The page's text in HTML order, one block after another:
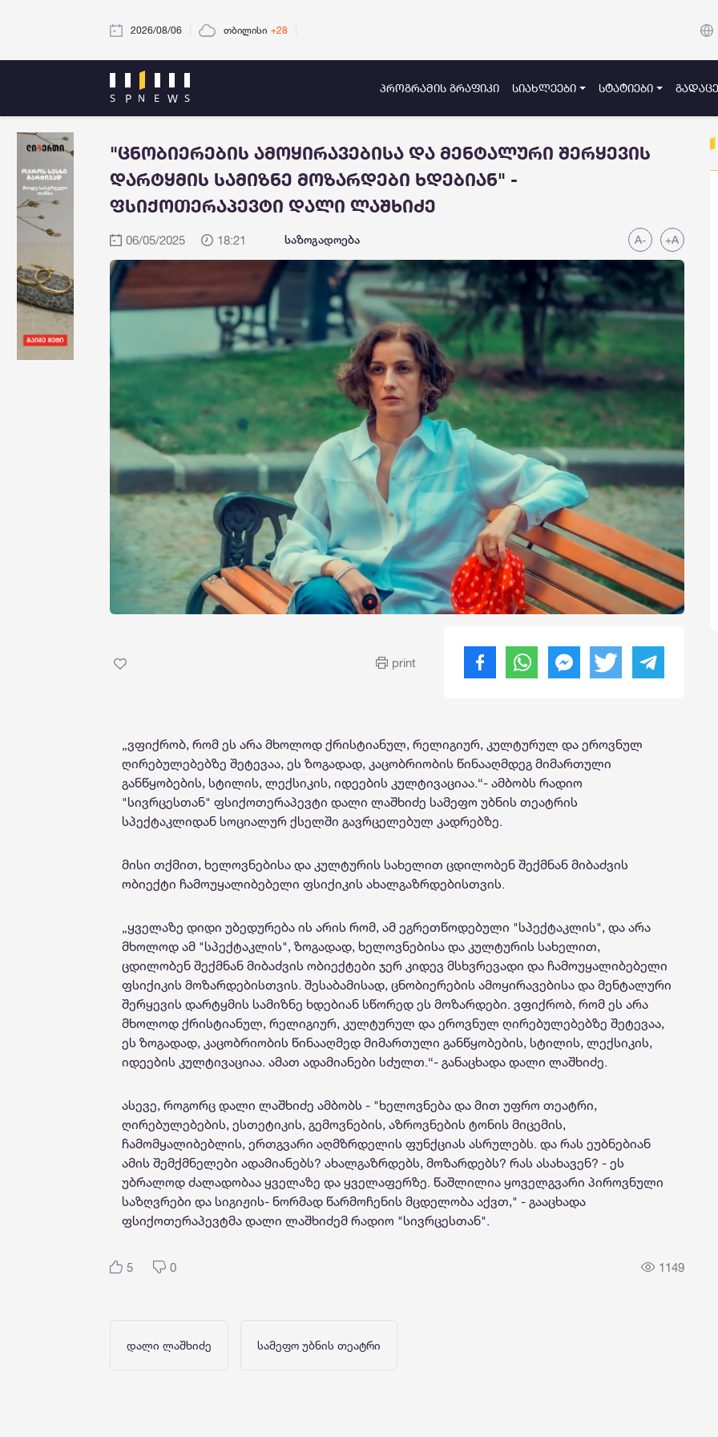
2026/08/06 თბილისი +28
ᲞᲠᲝᲒᲠᲐᲛᲘᲡ ᲒᲠᲐᲤᲘᲙᲘ ᲡᲘᲐᲮᲚᲔᲔᲑᲘ ᲡᲢᲐᲢᲘᲔᲑᲘ
"ცნობიერების ამოყირავებისა და მენტალური შერყევის
დარტყმის სამიზნე მოზარდები ხდებიან" -
ფსიქოთერაპევტი დალი ლაშხიძე
06/05/2025 18:21 საზოგადოება A- +A
print
„ვფიქრობ, რომ ეს არა მხოლოდ ქრისტიანულ, რელიგიურ, კულტურულ და ეროვნულ
ღირებულებებზე შეტევაა, ეს ზოგადად, კაცობრიობის წინააღმდეგ მიმართული
განწყობების, სტილის, ლექსიკის, იდეების კულტივაციაა.“- ამბობს რადიო
"სივრცესთან" ფსიქოთერაპევტი დალი ლაშხიძე სამეფო უბნის თეატრის
სპექტაკლიდან სოციალურ ქსელში გავრცელებულ კადრებზე.
მისი თქმით, ხელოვნებისა და კულტურის სახელით ცდილობენ შექმნან მიბაძვის
ობიექტი ჩამოუყალიბებელი ფსიქიკის ახალგაზრდებისთვის.
„ყველაზე დიდი უბედურება ის არის რომ, ამ ეგრეთწოდებული "სპექტაკლის", და არა
მხოლოდ ამ "სპექტაკლის", ზოგადად, ხელოვნებისა და კულტურის სახელით,
ცდილობენ შექმნან მიბაძვის ობიექტები ჯერ კიდევ მსხვრევადი და ჩამოუყალიბებელი
ფსიქიკის მოზარდებისთვის. შესაბამისად, ცნობიერების ამოყირავებისა და მენტალური
შერყევის დარტყმის სამიზნე ხდებიან სწორედ ეს მოზარდები. ვფიქრობ, რომ ეს არა
მხოლოდ ქრისტიანულ, რელიგიურ, კულტურულ და ეროვნულ ღირებულებებზე შეტევაა,
ეს ზოგადად, კაცობრიობის წინააღმედ მიმართული განწყობების, სტილის, ლექსიკის,
იდეების კულტივაციაა. ამათ ადამიანები სძულთ.“- განაცხადა დალი ლაშხიძე.
ასევე, როგორც დალი ლაშხიძე ამბობს - "ხელოვნება და მით უფრო თეატრი,
ღირებულებების, ესთეტიკის, გემოვნების, აზროვნების ტონის მიცემის,
ჩამომყალიბებლის, ერთგვარი აღმზრდელის ფუნქციას ასრულებს. და რას ეუბნებიან
ამის შემქმნელები ადამიანებს? ახალგაზრდებს, მოზარდებს? რას ასახავენ? - ეს
უბრალოდ ძალადობაა ყველაზე და ყველაფერზე. წაშლილია ყოველგვარი პიროვნული
საზღვრები და სიგიჟის- ნორმად წარმოჩენის მცდელობა აქვთ," - გააცხადა
ფსიქოთერაპევტმა დალი ლაშხიძემ რადიო "სივრცესთან".
5 0 1149
დალი ლაშხიძე სამეფო უბნის თეატრი